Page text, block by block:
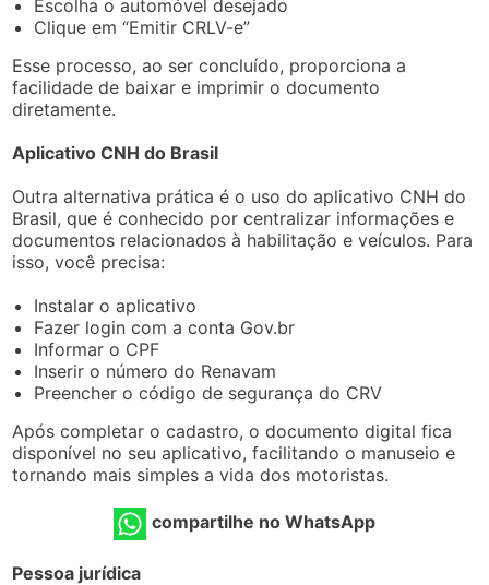
Escolha o automóvel desejado
Clique em “Emitir CRLV-e”
Esse processo, ao ser concluído, proporciona a
facilidade de baixar e imprimir o documento
diretamente.
Aplicativo CNH do Brasil
Outra alternativa prática é o uso do aplicativo CNH do
Brasil, que é conhecido por centralizar informações e
documentos relacionados à habilitação e veículos. Para
isso, você precisa:
Instalar o aplicativo
Fazer login com a conta Gov.br
Informar o CPF
Inserir o número do Renavam
Preencher o código de segurança do CRV
Após completar o cadastro, o documento digital fica
disponível no seu aplicativo, facilitando o manuseio e
tornando mais simples a vida dos motoristas.
compartilhe no WhatsApp
Pessoa jurídica